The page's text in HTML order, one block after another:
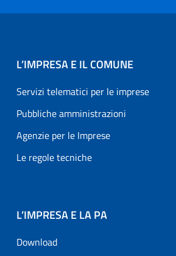
L’IMPRESA E IL COMUNE
Servizi telematici per le imprese
Pubbliche amministrazioni
Agenzie per le Imprese
Le regole tecniche
L’IMPRESA E LA PA
Download